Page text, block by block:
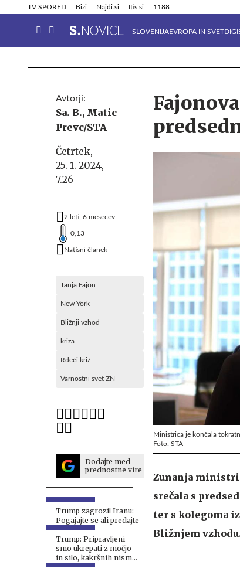
TV SPORED Bizi Najdi.si Itis.si 1188
SLOVENIJAEVROPA IN SVET
Info in obvestila Tehnik
Avtorji:
Sa. B., Matic
Prevc/STA
Četrtek,
25. 1. 2024,
7.26
2 leti, 6 mesecev
0,13
Natisni članek
Tanja Fajon
New York
Bližnji vzhod
kriza
Rdeči križ
Varnostni svet ZN
Dodajte med
prednostne vire
Trump zagrozil Iranu:
Pogajajte se ali predajte
Trump: Pripravljeni
smo ukrepati z močjo
in silo, kakršnih nismo
Ministrica je končala
Foto: STA
Zunanja
srečala s
ter s kolegoma
Bližnjem